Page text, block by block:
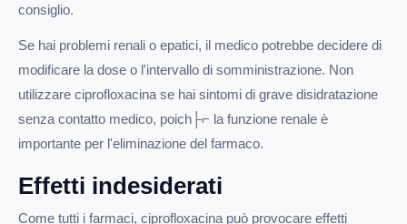
consiglio.
Se hai problemi renali o epatici, il medico potrebbe decidere di
modificare la dose o l'intervallo di somministrazione. Non
utilizzare ciprofloxacina se hai sintomi di grave disidratazione
senza contatto medico, poich├⌐ la funzione renale è
importante per l'eliminazione del farmaco.
Effetti indesiderati
Come tutti i farmaci, ciprofloxacina può provocare effetti